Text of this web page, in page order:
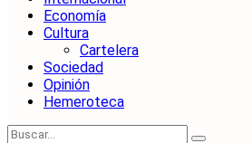
Economía
Cultura
Cartelera
Sociedad
Opinión
Hemeroteca